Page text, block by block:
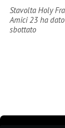
Stavolta Holy
Amici 23 ha
sbottato